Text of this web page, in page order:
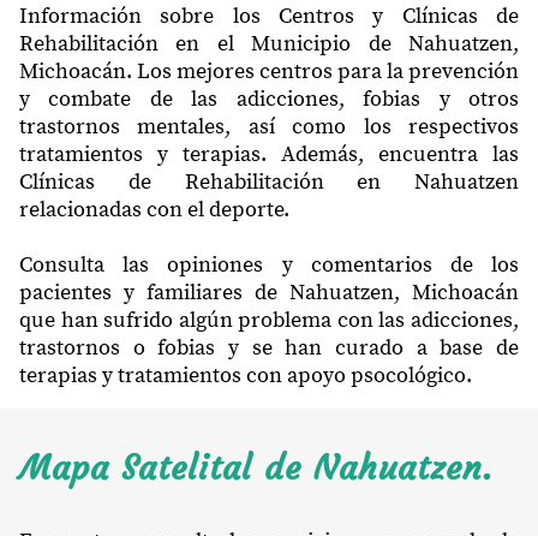
Información sobre los Centros y Clínicas de
Rehabilitación en el Municipio de Nahuatzen,
Michoacán. Los mejores centros para la prevención
y combate de las adicciones, fobias y otros
trastornos mentales, así como los respectivos
tratamientos y terapias. Además, encuentra las
Clínicas de Rehabilitación en Nahuatzen
relacionadas con el deporte.
Consulta las opiniones y comentarios de los
pacientes y familiares de Nahuatzen, Michoacán
que han sufrido algún problema con las adicciones,
trastornos o fobias y se han curado a base de
terapias y tratamientos con apoyo psocológico.
Mapa Satelital de Nahuatzen.